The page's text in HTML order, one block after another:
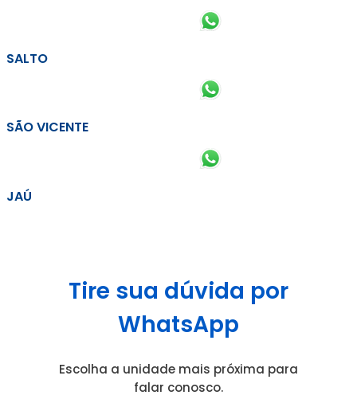
SALTO
SÃO VICENTE
JAÚ
Tire sua dúvida por
WhatsApp
Escolha a unidade mais próxima para
falar conosco.